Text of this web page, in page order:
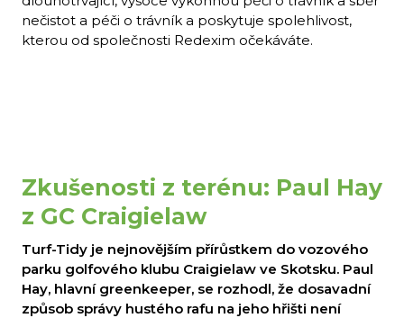
nečistot a péči o trávník a poskytuje spolehlivost,
kterou od společnosti Redexim očekáváte.
Zkušenosti z terénu: Paul Hay
z GC Craigielaw
Turf-Tidy je nejnovějším přírůstkem do vozového
parku golfového klubu Craigielaw ve Skotsku. Paul
Hay, hlavní greenkeeper, se rozhodl, že dosavadní
způsob správy hustého rafu na jeho hřišti není